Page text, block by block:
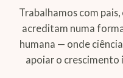
Trabalhamos com
acreditam numa
humana — onde
apoiar o crescimento